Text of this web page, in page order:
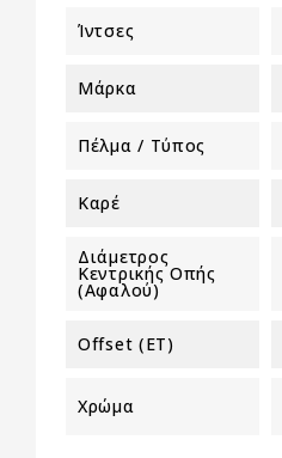
Ίντσες
Μάρκα
Πέλμα / Τύπος
Καρέ
Διάμετρος
Κεντρικής Οπής
(αφαλού)
Offset (ET)
Χρώμα